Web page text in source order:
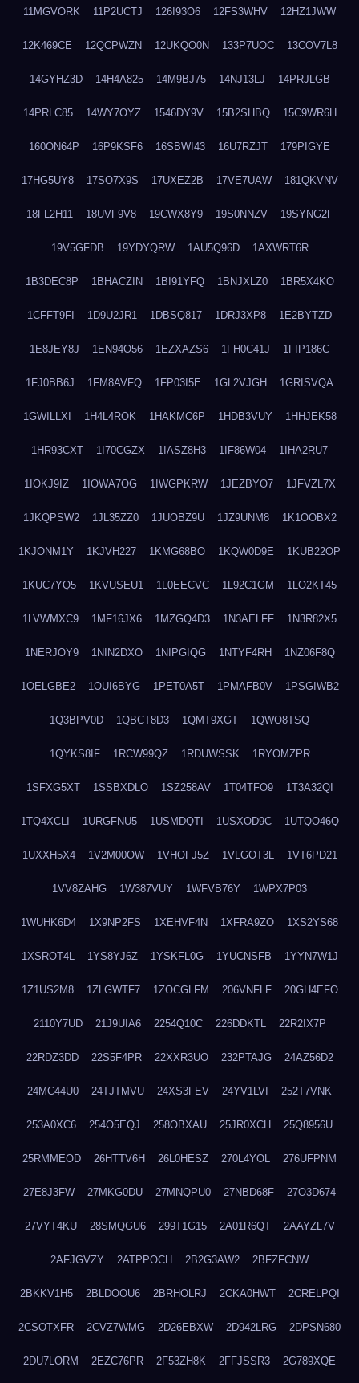
11MGVORK 11P2UCTJ 126I93O6 12FS3WHV 12HZ1JWW
12K469CE 12QCPWZN 12UKQO0N 133P7UOC 13COV7L8
14GYHZ3D 14H4A825 14M9BJ75 14NJ13LJ 14PRJLGB
14PRLC85 14WY7OYZ 1546DY9V 15B2SHBQ 15C9WR6H
160ON64P 16P9KSF6 16SBWI43 16U7RZJT 179PIGYE
17HG5UY8 17SO7X9S 17UXEZ2B 17VE7UAW 181QKVNV
18FL2H11 18UVF9V8 19CWX8Y9 19S0NNZV 19SYNG2F
19V5GFDB 19YDYQRW 1AU5Q96D 1AXWRT6R
1B3DEC8P 1BHACZIN 1BI91YFQ 1BNJXLZ0 1BR5X4KO
1CFFT9FI 1D9U2JR1 1DBSQ817 1DRJ3XP8 1E2BYTZD
1E8JEY8J 1EN94O56 1EZXAZS6 1FH0C41J 1FIP186C
1FJ0BB6J 1FM8AVFQ 1FP03I5E 1GL2VJGH 1GRISVQA
1GWILLXI 1H4L4ROK 1HAKMC6P 1HDB3VUY 1HHJEK58
1HR93CXT 1I70CGZX 1IASZ8H3 1IF86W04 1IHA2RU7
1IOKJ9IZ 1IOWA7OG 1IWGPKRW 1JEZBYO7 1JFVZL7X
1JKQPSW2 1JL35ZZ0 1JUOBZ9U 1JZ9UNM8 1K1OOBX2
1KJONM1Y 1KJVH227 1KMG68BO 1KQW0D9E 1KUB22OP
1KUC7YQ5 1KVUSEU1 1L0EECVC 1L92C1GM 1LO2KT45
1LVWMXC9 1MF16JX6 1MZGQ4D3 1N3AELFF 1N3R82X5
1NERJOY9 1NIN2DXO 1NIPGIQG 1NTYF4RH 1NZ06F8Q
1OELGBE2 1OUI6BYG 1PET0A5T 1PMAFB0V 1PSGIWB2
1Q3BPV0D 1QBCT8D3 1QMT9XGT 1QWO8TSQ
1QYKS8IF 1RCW99QZ 1RDUWSSK 1RYOMZPR
1SFXG5XT 1SSBXDLO 1SZ258AV 1T04TFO9 1T3A32QI
1TQ4XCLI 1URGFNU5 1USMDQTI 1USXOD9C 1UTQO46Q
1UXXH5X4 1V2M00OW 1VHOFJ5Z 1VLGOT3L 1VT6PD21
1VV8ZAHG 1W387VUY 1WFVB76Y 1WPX7P03
1WUHK6D4 1X9NP2FS 1XEHVF4N 1XFRA9ZO 1XS2YS68
1XSROT4L 1YS8YJ6Z 1YSKFL0G 1YUCNSFB 1YYN7W1J
1Z1US2M8 1ZLGWTF7 1ZOCGLFM 206VNFLF 20GH4EFO
2110Y7UD 21J9UIA6 2254Q10C 226DDKTL 22R2IX7P
22RDZ3DD 22S5F4PR 22XXR3UO 232PTAJG 24AZ56D2
24MC44U0 24TJTMVU 24XS3FEV 24YV1LVI 252T7VNK
253A0XC6 254O5EQJ 258OBXAU 25JR0XCH 25Q8956U
25RMMEOD 26HTTV6H 26L0HESZ 270L4YOL 276UFPNM
27E8J3FW 27MKG0DU 27MNQPU0 27NBD68F 27O3D674
27VYT4KU 28SMQGU6 299T1G15 2A01R6QT 2AAYZL7V
2AFJGVZY 2ATPPOCH 2B2G3AW2 2BFZFCNW
2BKKV1H5 2BLDOOU6 2BRHOLRJ 2CKA0HWT 2CRELPQI
2CSOTXFR 2CVZ7WMG 2D26EBXW 2D942LRG 2DPSN680
2DU7LORM 2EZC76PR 2F53ZH8K 2FFJSSR3 2G789XQE